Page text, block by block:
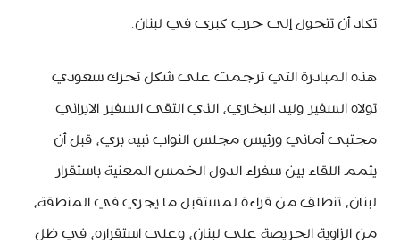
تكاد أن تتحول إلى حرب كبرى في لبنان.
هذه المبادرة التي ترجمت على شكل تحرك سعودي
تولاه السفير وليد البخاري، الذي التقى السفير الايراني
مجتبى أماني ورئيس مجلس النواب نبيه بري، قبل أن
يتمم اللقاء بين سفراء الدول الخمس المعنية باستقرار
لبنان، تنطلق من قراءة لمستقبل ما يجري في المنطقة،
من الزاوية الحريصة على لبنان، وعلى استقراره، في ظل